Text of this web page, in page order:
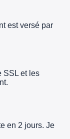
est versé par
SSL et les
en 2 jours. Je